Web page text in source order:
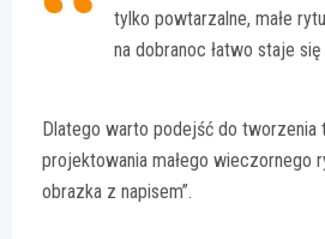
tylko powtarzalne, małe
na dobranoc łatwo staje
Dlatego warto podejść do tworzenia
projektowania małego wieczornego
obrazka z napisem”.